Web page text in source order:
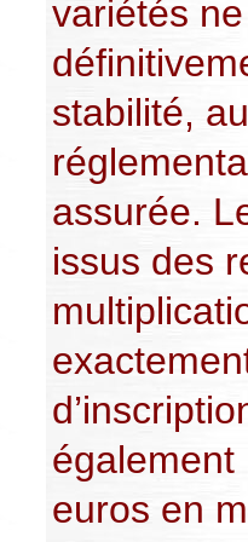
variétés
stabilité,
assurée.
issus des
également
euros en